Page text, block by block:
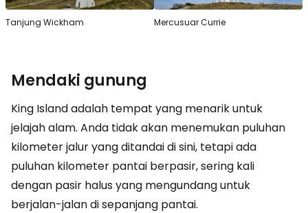
Tanjung Wickham Mercusuar Currie
Mendaki gunung
King Island adalah tempat yang menarik untuk
jelajah alam. Anda tidak akan menemukan puluhan
kilometer jalur yang ditandai di sini, tetapi ada
puluhan kilometer pantai berpasir, sering kali
dengan pasir halus yang mengundang untuk
berjalan-jalan di sepanjang pantai.